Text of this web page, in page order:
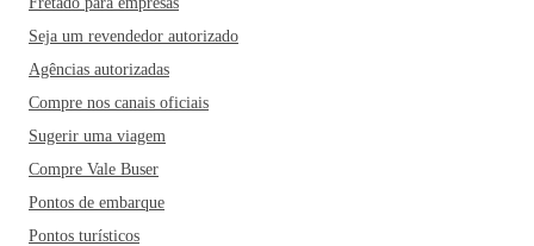
Seja um revendedor autorizado
Agências autorizadas
Compre nos canais oficiais
Sugerir uma viagem
Compre Vale Buser
Pontos de embarque
Pontos turísticos